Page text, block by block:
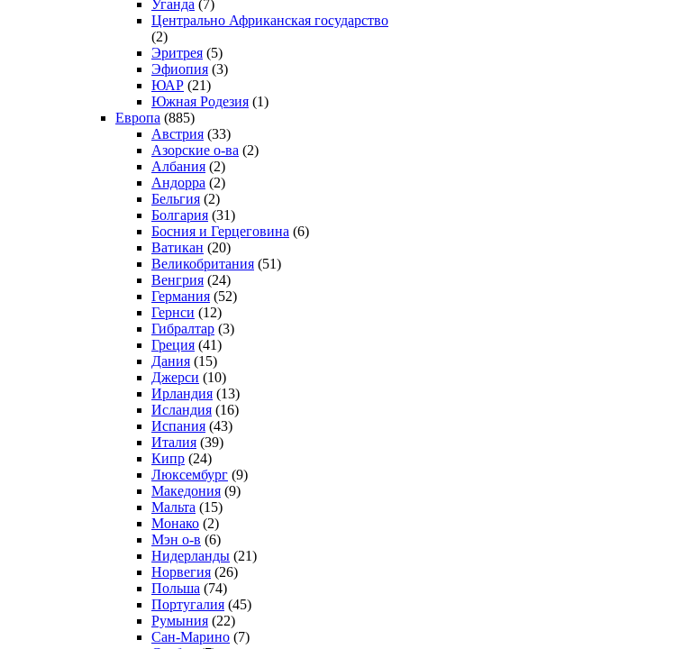
Уганда (7)
Центрально Африканская государство
(2)
Эритрея (5)
Эфиопия (3)
ЮАР (21)
Южная Родезия (1)
Европа (885)
Австрия (33)
Азорские о-ва (2)
Албания (2)
Андорра (2)
Бельгия (2)
Болгария (31)
Босния и Герцеговина (6)
Ватикан (20)
Великобритания (51)
Венгрия (24)
Германия (52)
Гернси (12)
Гибралтар (3)
Греция (41)
Дания (15)
Джерси (10)
Ирландия (13)
Исландия (16)
Испания (43)
Италия (39)
Кипр (24)
Люксембург (9)
Македония (9)
Мальта (15)
Монако (2)
Мэн о-в (6)
Нидерланды (21)
Норвегия (26)
Польша (74)
Португалия (45)
Румыния (22)
Сан-Марино (7)